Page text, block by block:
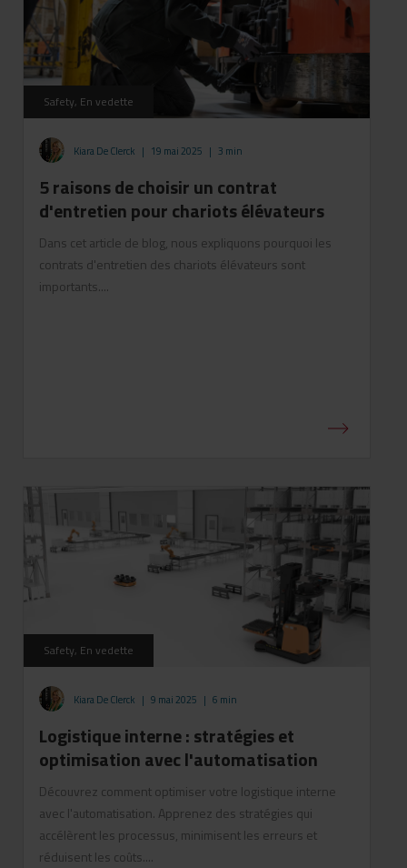
Safety, En vedette
Kiara De Clerck | 19 mai 2025 | 3 min
5 raisons de choisir un contrat
d'entretien pour chariots élévateurs
Dans cet article de blog, nous expliquons pourquoi les
contrats d'entretien des chariots élévateurs sont
importants....
Safety, En vedette
Kiara De Clerck | 9 mai 2025 | 6 min
Logistique interne : stratégies et
optimisation avec l'automatisation
Découvrez comment optimiser votre logistique interne
avec l'automatisation. Apprenez des stratégies qui
accélèrent les processus, minimisent les erreurs et
réduisent les coûts....